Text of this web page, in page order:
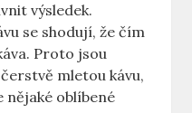
výsledek.
se ‌shodují, ⁢že čím‌
​Proto jsou
mletou kávu,
nějaké oblíbené⁤